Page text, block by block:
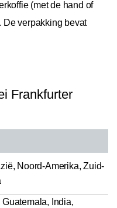
(met de hand of
De verpakking bevat
Frankfurter
Noord-Amerika, Zuid-
Guatemala, India,